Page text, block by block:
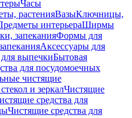
Часы
растенияВазыКлючницы,
интерьераШирмы
запеканияФормы для
Аксессуары для
выпечкиБытовая
для посудомоечных
чистящие
и зеркалЧистящие
средства для
Чистящие средства для